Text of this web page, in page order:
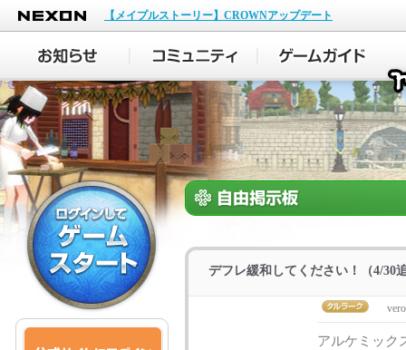
NEXON
【メイプルストーリー】CROWNアップデート
デフレ緩和してください！（4/30
アルケミック